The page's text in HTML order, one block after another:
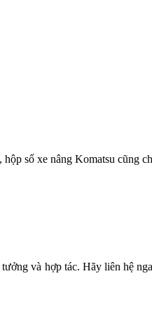
số xe nâng Komatsu cũng
và hợp tác. Hãy liên hệ